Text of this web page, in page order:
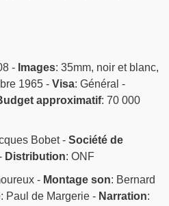
- Images: 35mm, noir et blanc,
1965 - Visa: Général -
approximatif: 70 000
Bobet - Société de
Distribution: ONF
- Montage son: Bernard
: Paul de Margerie - Narration: